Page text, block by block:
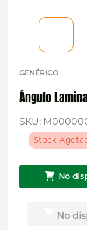
GENÉRICO
Ángulo
SKU:
Stock
No
No